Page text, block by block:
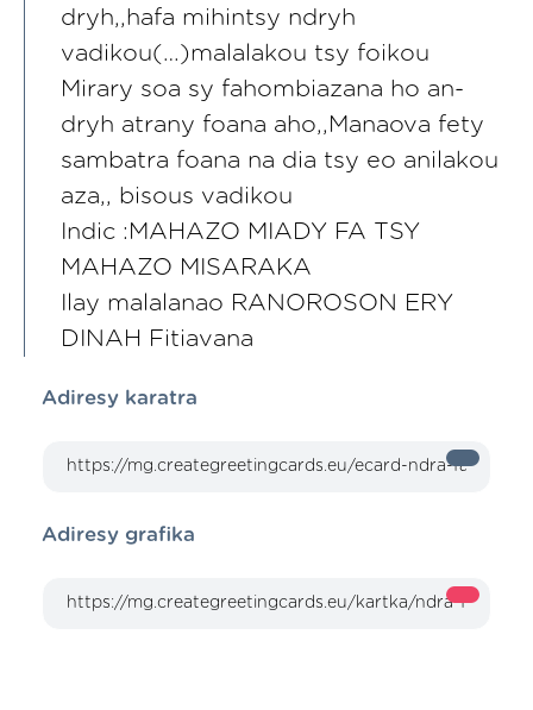
dryh,,hafa mihintsy ndryh
vadikou(…)malalakou tsy foikou
Mirary soa sy fahombiazana ho an-
dryh atrany foana aho,,Manaova fety
sambatra foana na dia tsy eo anilakou
aza,, bisous vadikou
Indic :MAHAZO MIADY FA TSY
MAHAZO MISARAKA
Ilay malalanao RANOROSON ERY
DINAH Fitiavana
Adiresy karatra
Adiresy grafika